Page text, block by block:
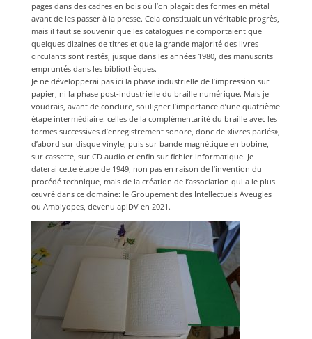
pages dans des cadres en bois où l’on plaçait des formes en métal
avant de les passer à la presse. Cela constituait un véritable progrès,
mais il faut se souvenir que les catalogues ne comportaient que
quelques dizaines de titres et que la grande majorité des livres
circulants sont restés, jusque dans les années 1980, des manuscrits
empruntés dans les bibliothèques.
Je ne développerai pas ici la phase industrielle de l’impression sur
papier, ni la phase post-industrielle du braille numérique. Mais je
voudrais, avant de conclure, souligner l’importance d’une quatrième
étape intermédiaire: celles de la complémentarité du braille avec les
formes successives d’enregistrement sonore, donc de «livres parlés»,
d’abord sur disque vinyle, puis sur bande magnétique en bobine,
sur cassette, sur CD audio et enfin sur fichier informatique. Je
daterai cette étape de 1949, non pas en raison de l’invention du
procédé technique, mais de la création de l’association qui a le plus
œuvré dans ce domaine: le Groupement des Intellectuels Aveugles
ou Amblyopes, devenu apiDV en 2021.